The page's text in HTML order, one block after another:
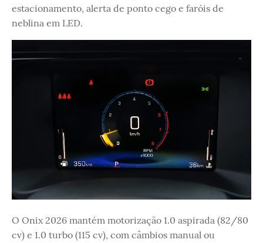
estacionamento, alerta de ponto cego e faróis de
neblina em LED.
O Onix 2026 mantém motorização 1.0 aspirada (82/80
cv) e 1.0 turbo (115 cv), com câmbios manual ou